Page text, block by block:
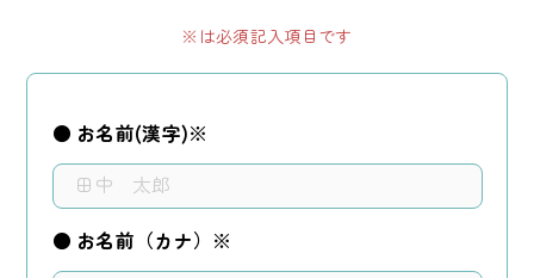
※は必須記入項目です
● お名前(漢字)※
● お名前（カナ）※